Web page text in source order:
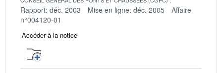
Rapport: déc. 2003 Mise en ligne: déc. 2005
Affaire
n°004120-01
Accéder à la notice